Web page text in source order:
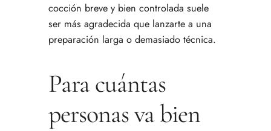
cocción breve y bien controlada suele
ser más agradecida que lanzarte a una
preparación larga o demasiado técnica.
Para cuántas
personas va bien